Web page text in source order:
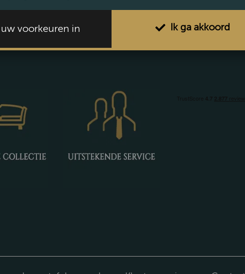
voorkeuren in Ik ga akkoord